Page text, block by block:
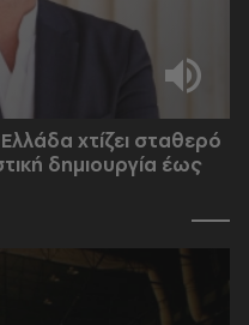
χτίζει σταθερό
δημιουργία έως